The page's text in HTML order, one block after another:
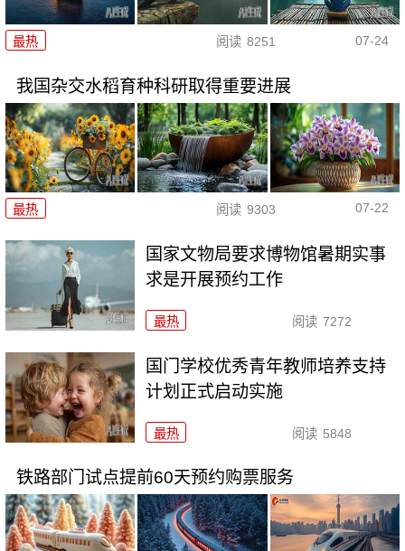
最热 阅读 8251 07-24
我国杂交水稻育种科研取得重要进展
最热 阅读 9303 07-22
国家文物局要求博物馆暑期实事
求是开展预约工作
最热 阅读 7272
国门学校优秀青年教师培养支持
计划正式启动实施
最热 阅读 5848
铁路部门试点提前60天预约购票服务